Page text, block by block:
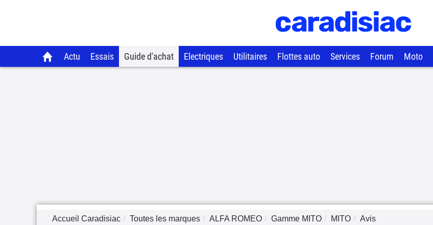
Actu Essais Guide d'achat Electriques Utilitaires Flottes auto Services Forum Moto
Accueil Caradisiac Toutes les marques ALFA ROMEO Gamme MITO MITO Avis